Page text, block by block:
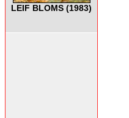
LEIF BLOMS (1983)